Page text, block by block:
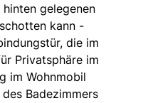
gelegenen
kann -
die im
Privatsphäre im
im Wohnmobil
Badezimmers